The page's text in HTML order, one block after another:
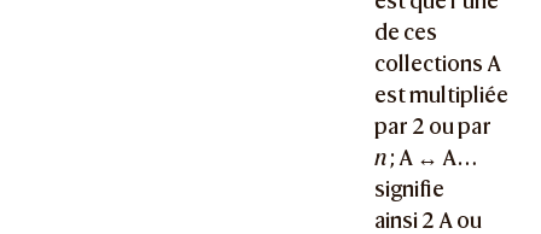
de ces
collections A
est multipliée
par 2 ou par
n; A ↔ A…
signifie
ainsi 2 A ou